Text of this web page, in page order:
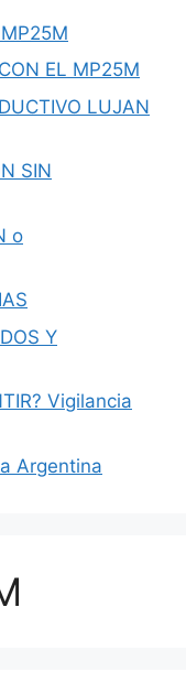
EL MP25M
LUJAN
SIN
o
Y
Vigilancia
Argentina